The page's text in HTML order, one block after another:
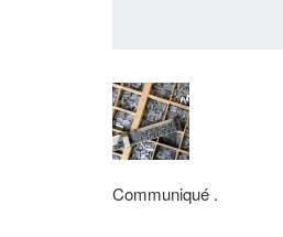
Communiqué .